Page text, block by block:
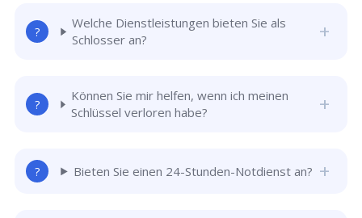
Welche Dienstleistungen bieten Sie als
Schlosser an?
Können Sie mir helfen, wenn ich meinen
Schlüssel verloren habe?
Bieten Sie einen 24-Stunden-Notdienst an?